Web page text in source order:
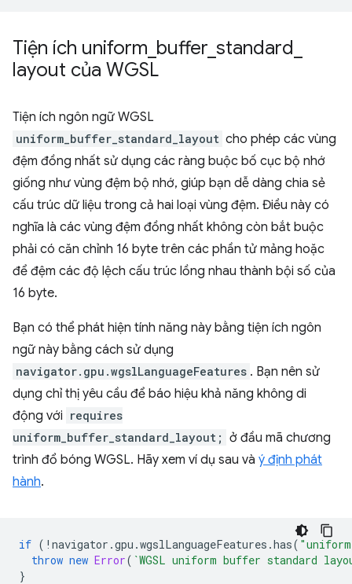
Tiện ích uniform buffer standard
layout của WGSL
Tiện ích ngôn ngữ WGSL
uniform_buffer_standard_layout cho phép các vùng
đệm đồng nhất sử dụng các ràng buộc bố cục bộ nhớ
giống như vùng đệm bộ nhớ, giúp bạn dễ dàng chia sẻ
cấu trúc dữ liệu trong cả hai loại vùng đệm. Điều này có
nghĩa là các vùng đệm đồng nhất không còn bắt buộc
phải có căn chỉnh 16 byte trên các phần tử mảng hoặc
để đệm các độ lệch cấu trúc lồng nhau thành bội số của
16 byte.
Bạn có thể phát hiện tính năng này bằng tiện ích ngôn
ngữ này bằng cách sử dụng
navigator.gpu.wgslLanguageFeatures . Bạn nên sử
dụng chỉ thị yêu cầu để báo hiệu khả năng không di
động với requires
uniform_buffer_standard_layout; ở đầu mã chương
trình đổ bóng WGSL. Hãy xem ví dụ sau và ý định phát
hành.
if ( ! navigator .gpu .wgslLanguageFeatures .has(
throw new Error( `WGSL uniform buffer standard
}